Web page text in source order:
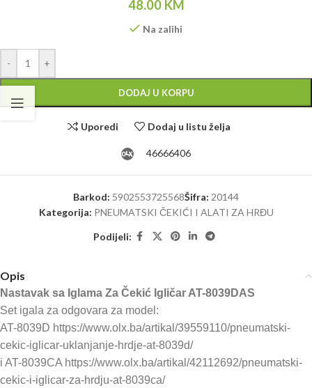
48.00 KM
Na zalihi
- +
DODAJ U KORPU
Uporedi Dodaj u listu želja
46666406
Barkod: 5902553725568Šifra: 20144
Kategorija: PNEUMATSKI ČEKIĆI I ALATI ZA HRĐU
Podijeli:
Opis
Nastavak sa Iglama Za Čekić Igličar AT-8039DAS
Set igala za odgovara za model:
AT-8039D https://www.olx.ba/artikal/39559110/pneumatski-
cekic-iglicar-uklanjanje-hrdje-at-8039d/
i AT-8039CA https://www.olx.ba/artikal/42112692/pneumatski-
cekic-i-iglicar-za-hrdju-at-8039ca/